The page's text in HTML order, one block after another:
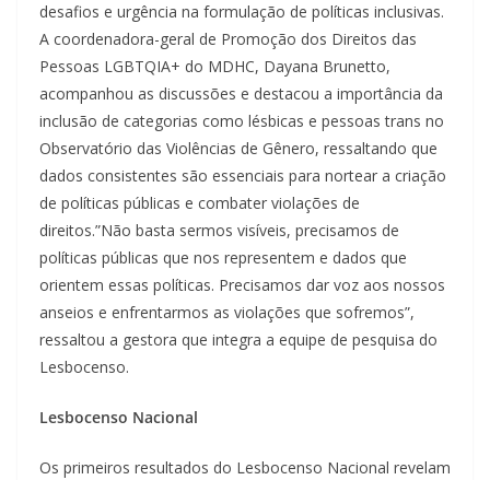
desafios e urgência na formulação de políticas inclusivas.
A coordenadora-geral de Promoção dos Direitos das
Pessoas LGBTQIA+ do MDHC, Dayana Brunetto,
acompanhou as discussões e destacou a importância da
inclusão de categorias como lésbicas e pessoas trans no
Observatório das Violências de Gênero, ressaltando que
dados consistentes são essenciais para nortear a criação
de políticas públicas e combater violações de
direitos.”Não basta sermos visíveis, precisamos de
políticas públicas que nos representem e dados que
orientem essas políticas. Precisamos dar voz aos nossos
anseios e enfrentarmos as violações que sofremos”,
ressaltou a gestora que integra a equipe de pesquisa do
Lesbocenso.
Lesbocenso Nacional
Os primeiros resultados do Lesbocenso Nacional revelam